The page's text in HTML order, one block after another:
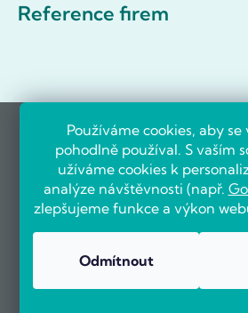
Používáme cookies, aby se
pohodlně používal. S vaším
užíváme cookies k
analýze návštěvnosti (např.
zlepšujeme funkce a výkon
Odmítnout
Reference firem